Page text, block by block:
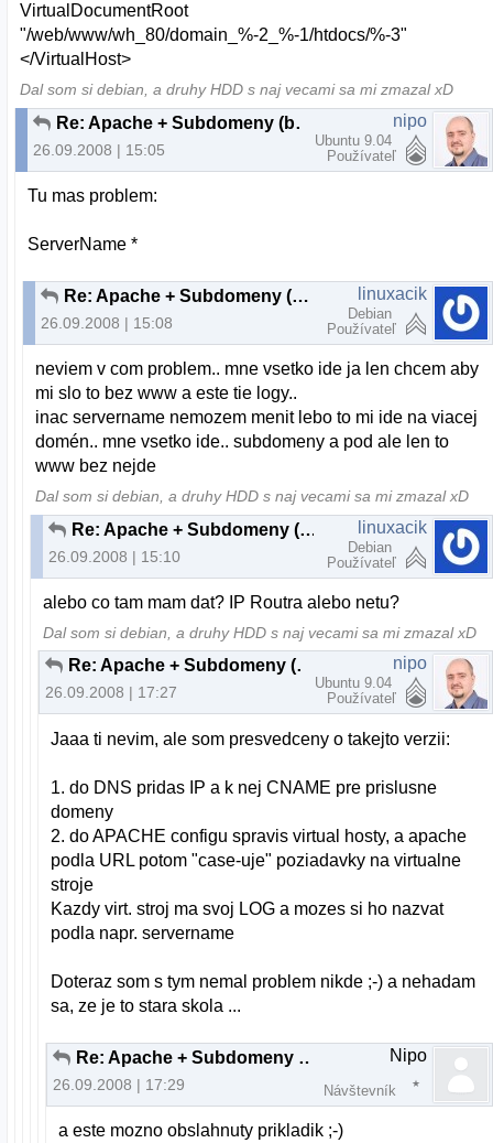
VirtualDocumentRoot
"/web/www/wh_80/domain_%-2_%-1/htdocs/%-3"
</VirtualHost>
Dal som si debian, a druhy HDD s naj vecami sa mi zmazal xD
Re: Apache + Subdomeny (bez www)
26.09.2008 | 15:05
nipo
Ubuntu 9.04
Používateľ
Tu mas problem:
ServerName *
Re: Apache + Subdomeny (bez www)
26.09.2008 | 15:08
linuxacik
Debian
Používateľ
neviem v com problem.. mne vsetko ide ja len chcem aby
mi slo to bez www a este tie logy..
inac servername nemozem menit lebo to mi ide na viacej
domén.. mne vsetko ide.. subdomeny a pod ale len to
www bez nejde
Dal som si debian, a druhy HDD s naj vecami sa mi zmazal xD
Re: Apache + Subdomeny (bez www)
26.09.2008 | 15:10
linuxacik
Debian
Používateľ
alebo co tam mam dat? IP Routra alebo netu?
Dal som si debian, a druhy HDD s naj vecami sa mi zmazal xD
Re: Apache + Subdomeny (bez www)
26.09.2008 | 17:27
nipo
Ubuntu 9.04
Používateľ
Jaaa ti nevim, ale som presvedceny o takejto verzii:
1. do DNS pridas IP a k nej CNAME pre prislusne
domeny
2. do APACHE configu spravis virtual hosty, a apache
podla URL potom "case-uje" poziadavky na virtualne
stroje
Kazdy virt. stroj ma svoj LOG a mozes si ho nazvat
podla napr. servername
Doteraz som s tym nemal problem nikde ;-) a nehadam
sa, ze je to stara skola ...
Re: Apache + Subdomeny (bez www)
26.09.2008 | 17:29
Nipo
Návštevník
a este mozno obslahnuty prikladik ;-)